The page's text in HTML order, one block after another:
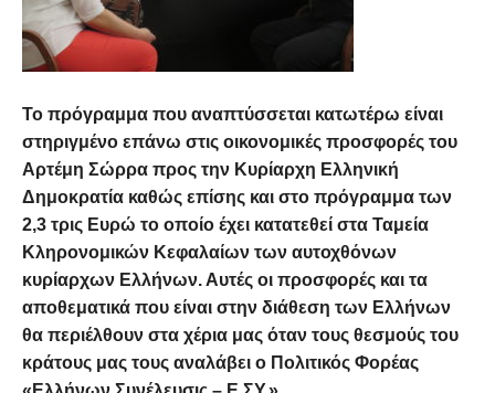
Το πρόγραμμα που αναπτύσσεται κατωτέρω είναι
στηριγμένο επάνω στις οικονομικές προσφορές του
Αρτέμη Σώρρα προς την Κυρίαρχη Ελληνική
Δημοκρατία καθώς επίσης και στο πρόγραμμα των
2,3 τρις Ευρώ το οποίο έχει κατατεθεί στα Ταμεία
Κληρονομικών Κεφαλαίων των αυτοχθόνων
κυρίαρχων Ελλήνων. Αυτές οι προσφορές και τα
αποθεματικά που είναι στην διάθεση των Ελλήνων
θα περιέλθουν στα χέρια μας όταν τους θεσμούς του
κράτους μας τους αναλάβει ο Πολιτικός Φορέας